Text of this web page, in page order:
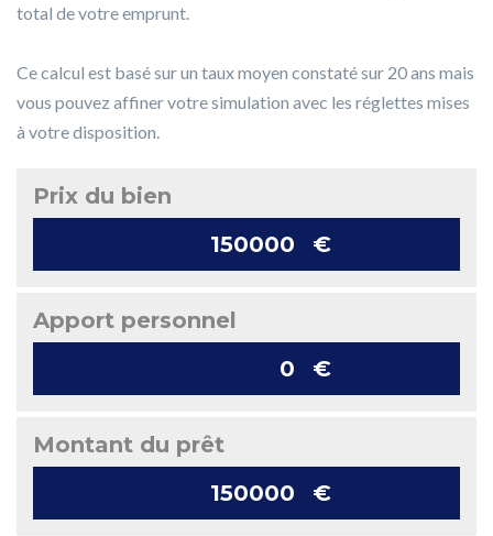
total de votre emprunt.
Ce calcul est basé sur un taux moyen constaté sur 20 ans mais
vous pouvez affiner votre simulation avec les réglettes mises
à votre disposition.
Prix du bien
€
Apport personnel
€
Montant du prêt
€